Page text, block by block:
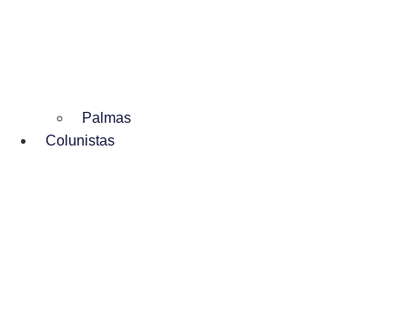
Palmas
Colunistas